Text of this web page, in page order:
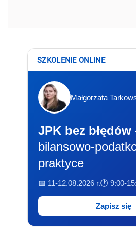
SZKOLENIE ONLINE
Małgorzata
JPK bez błędów
bilansowo-
praktyce
📅 11-12.08.2026 r.🕐 9:00-
Zapisz się